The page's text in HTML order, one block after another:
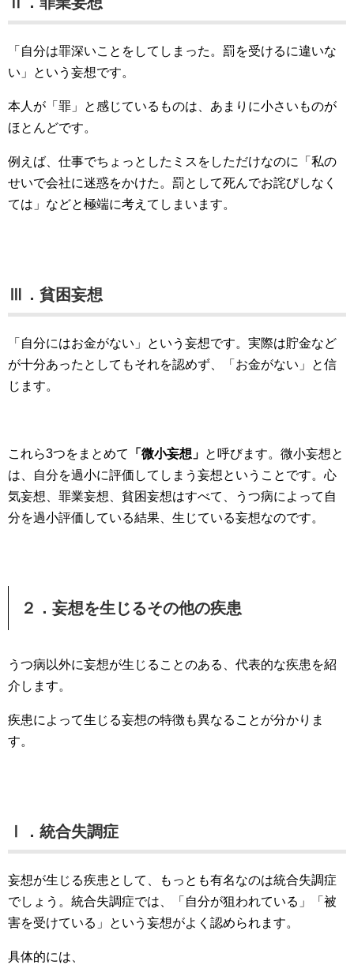
「自分は罪深いことをしてしまった。罰を受けるに違いな
い」という妄想です。
本人が「罪」と感じているものは、あまりに小さいものが
ほとんどです。
例えば、仕事でちょっとしたミスをしただけなのに「私の
せいで会社に迷惑をかけた。罰として死んでお詫びしなく
ては」などと極端に考えてしまいます。
Ⅲ．貧困妄想
「自分にはお金がない」という妄想です。実際は貯金など
が十分あったとしてもそれを認めず、「お金がない」と信
じます。
これら3つをまとめて 「微小妄想」 と呼びます。微小妄想と
は、自分を過小に評価してしまう妄想ということです。心
気妄想、罪業妄想、貧困妄想はすべて、うつ病によって自
分を過小評価している結果、生じている妄想なのです。
２．妄想を生じるその他の疾患
うつ病以外に妄想が生じることのある、代表的な疾患を紹
介します。
疾患によって生じる妄想の特徴も異なることが分かりま
す。
Ⅰ．統合失調症
妄想が生じる疾患として、もっとも有名なのは統合失調症
でしょう。統合失調症では、「自分が狙われている」「被
害を受けている」という妄想がよく認められます。
具体的には、